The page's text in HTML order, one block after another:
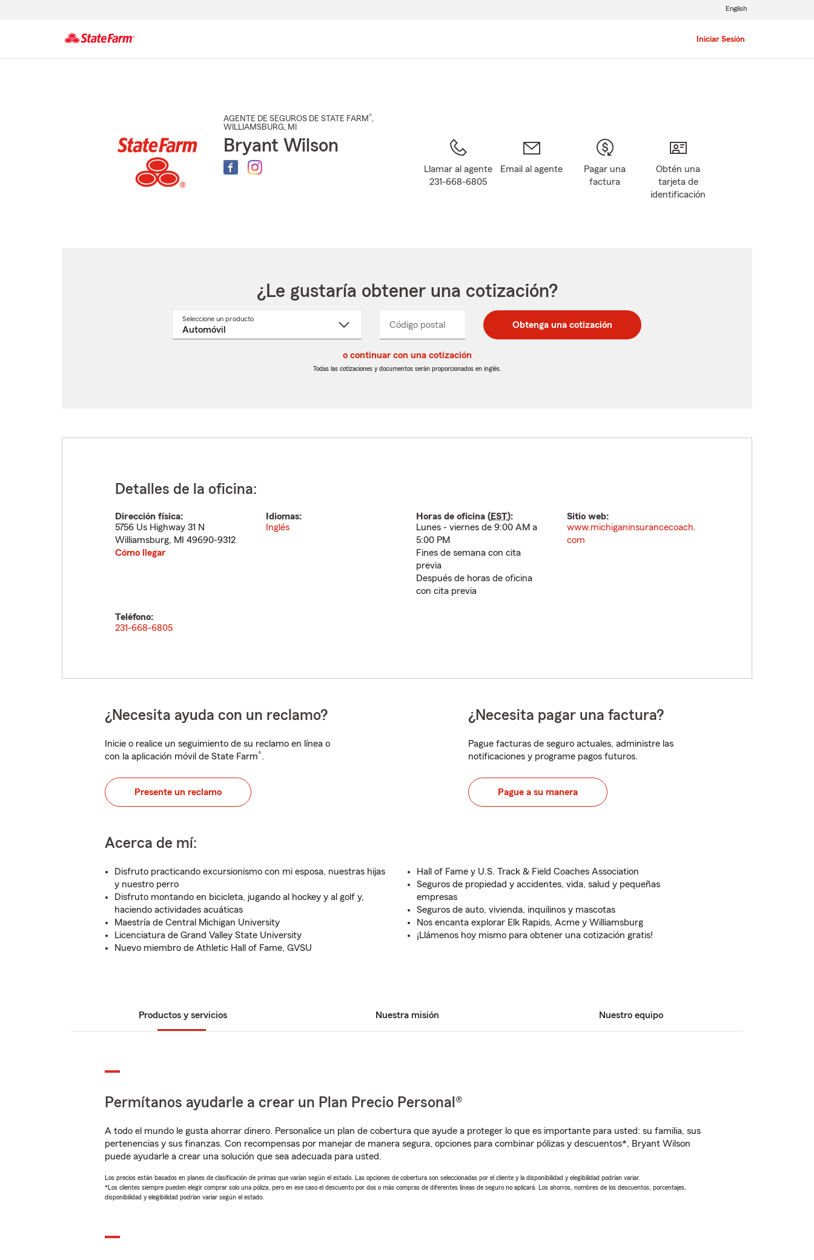
Iniciar Sesión
English
AGENTE DE SEGUROS DE STATE FARM®,
WILLIAMSBURG, MI
Bryant Wilson
Llamar al agente
231-668-6805
Email al agente
Pagar una
factura
Obtén una
tarjeta de
identificación
¿Le gustaría obtener una cotización?
Seleccione un productoSeleccione
Código postal
postal
de
postal
de
_____ Obtenga una cotización
o continuar con una cotización
Todas las cotizaciones y documentos serán proporcionados en inglés.
Detalles de la oficina:
Dirección física:
5756 Us Highway 31 N
Williamsburg, MI
49690-9312
Cómo llegar
Idiomas:
Inglés
Horas de oficina (EST):
Lunes - viernes de 9:00 AM a
5:00 PM
Fines de semana con cita
previa
Después de horas de oficina
con cita previa
Sitio web:
www.michiganinsurancecoach.
com
Teléfono:
231-668-6805
¿Necesita ayuda con un reclamo?
Inicie o realice un seguimiento de su reclamo en línea o
con la aplicación móvil de State Farm®.
Presente un reclamo
¿Necesita pagar una factura?
Pague facturas de seguro actuales, administre las
notificaciones y programe pagos futuros.
Pague a su manera
Acerca de mí:
Disfruto practicando excursionismo con mi esposa, nuestras hijas
y nuestro perro
Disfruto montando en bicicleta, jugando al hockey y al golf y,
haciendo actividades acuáticas
Maestría de Central Michigan University
Licenciatura de Grand Valley State University
Nuevo miembro de Athletic Hall of Fame, GVSU
Hall of Fame y U.S. Track & Field Coaches Association
Seguros de propiedad y accidentes, vida, salud y pequeñas
empresas
Seguros de auto, vivienda, inquilinos y mascotas
Nos encanta explorar Elk Rapids, Acme y Williamsburg
¡Llámenos hoy mismo para obtener una cotización gratis!
Productos y servicios Nuestra misión Nuestro equipo
Permítanos ayudarle a crear un Plan Precio Personal®
A todo el mundo le gusta ahorrar dinero. Personalice un plan de cobertura que ayude a proteger lo que es importante para usted: su familia, sus
pertenencias y sus finanzas. Con recompensas por manejar de manera segura, opciones para combinar pólizas y descuentos*, Bryant Wilson
puede ayudarle a crear una solución que sea adecuada para usted.
Los precios están basados en planes de clasificación de primas que varían según el estado. Las opciones de cobertura son seleccionadas por el cliente y la disponibilidad y elegibilidad podrían variar.
*Los clientes siempre pueden elegir comprar solo una póliza, pero en ese caso el descuento por dos o más compras de diferentes líneas de seguro no aplicará. Los ahorros, nombres de los descuentos, porcentajes,
disponibilidad y elegibilidad podrían variar según el estado.